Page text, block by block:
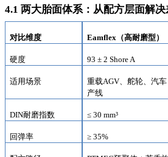
4.1 两大胎面体系：从配方层面解
对比维度 Eamflex（高耐磨型）
硬度 93 ± 2 Shore A
适用场景 重载AGV、舵轮、汽车
产线
DIN耐磨指数 ≤ 30 mm³
回弹率 ≥ 35%